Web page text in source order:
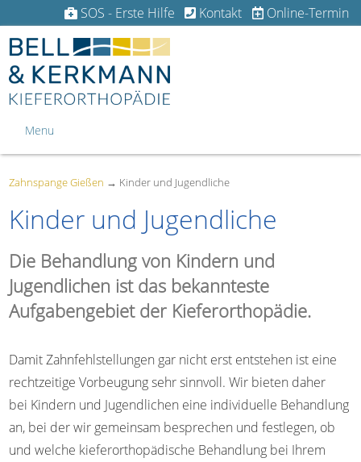
SOS - Erste Hilfe Kontakt Online-Termin
Menu
Zahnspange Gießen → Kinder und Jugendliche
Kinder und Jugendliche
Die Behandlung von Kindern und
Jugendlichen ist das bekannteste
Aufgabengebiet der Kieferorthopädie.
Damit Zahnfehlstellungen gar nicht erst entstehen ist eine
rechtzeitige Vorbeugung sehr sinnvoll. Wir bieten daher
bei Kindern und Jugendlichen eine individuelle Behandlung
an, bei der wir gemeinsam besprechen und festlegen, ob
und welche kieferorthopädische Behandlung bei Ihrem